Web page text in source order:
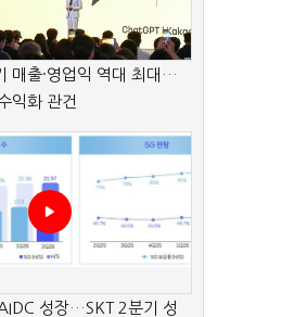
매출·영업익 역대 최대…
익화 관건
성장…SKT 2분기 성